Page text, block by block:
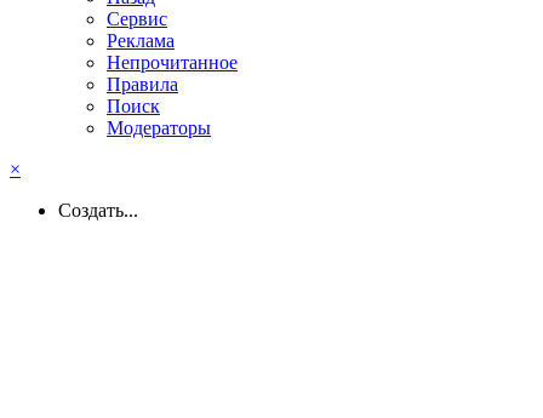
Сервис
Реклама
Непрочитанное
Правила
Поиск
Модераторы
×
Создать...